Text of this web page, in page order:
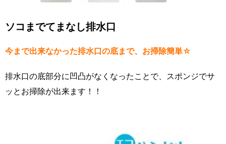
ソコまでてまなし排水口
今まで出来なかった排水口の底まで、お掃除簡単☆
排水口の底部分に凹凸がなくなったことで、スポンジでサ
ッとお掃除が出来ます！！